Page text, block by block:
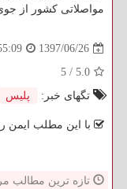
مواصلاتی كشور از
1397/06/26
5.0
/
5
تگهای خبر:
پلیس
با این مطلب ایمن
تازه ترین مطالب